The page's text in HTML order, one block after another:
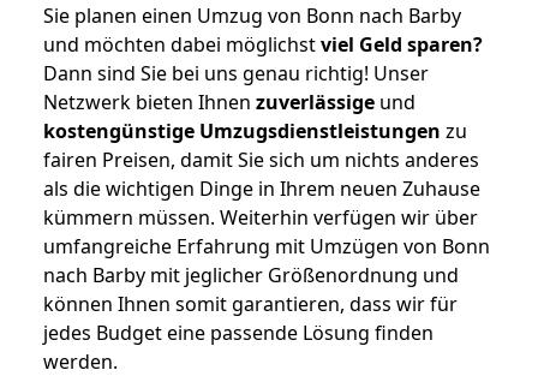
Sie planen einen Umzug von Bonn nach Barby
und möchten dabei möglichstviel Geld sparen?
Dann sind Sie bei uns genau richtig! Unser
Netzwerk bieten Ihnen zuverlässige und
kostengünstige Umzugsdienstleistungen zu
fairen Preisen, damit Sie sich um nichts anderes
als die wichtigen Dinge in Ihrem neuen Zuhause
kümmern müssen. Weiterhin verfügen wir über
umfangreiche Erfahrung mit Umzügen von Bonn
nach Barby mit jeglicher Größenordnung und
können Ihnen somit garantieren, dass wir für
jedes Budget eine passende Lösung finden
werden.